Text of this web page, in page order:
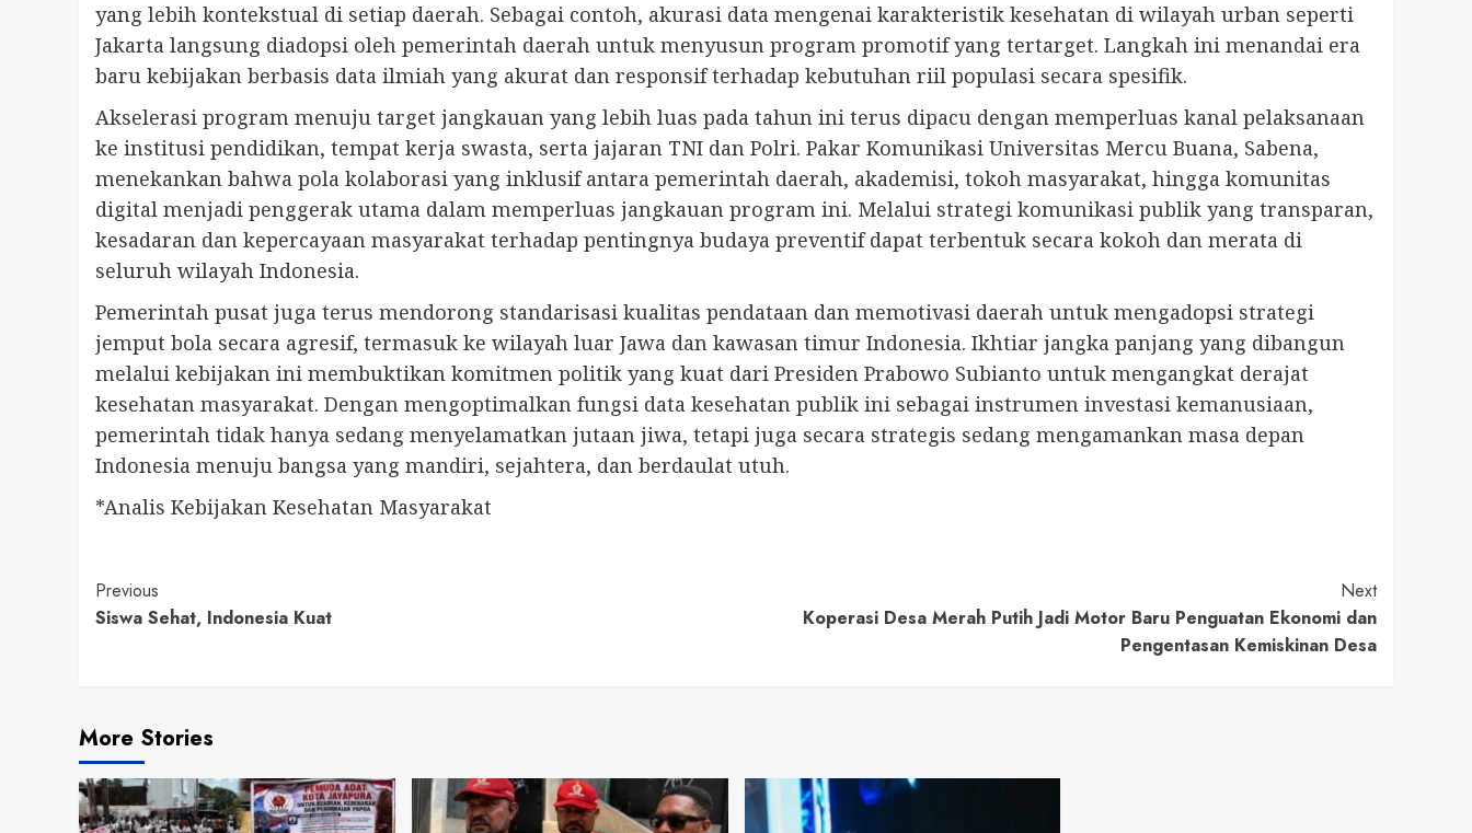
yang lebih kontekstual di setiap daerah. Sebagai contoh, akurasi data mengenai karakteristik kesehatan di wilayah urban seperti
Jakarta langsung diadopsi oleh pemerintah daerah untuk menyusun program promotif yang tertarget. Langkah ini menandai era
baru kebijakan berbasis data ilmiah yang akurat dan responsif terhadap kebutuhan riil populasi secara spesifik.
Akselerasi program menuju target jangkauan yang lebih luas pada tahun ini terus dipacu dengan memperluas kanal pelaksanaan
ke institusi pendidikan, tempat kerja swasta, serta jajaran TNI dan Polri. Pakar Komunikasi Universitas Mercu Buana, Sabena,
menekankan bahwa pola kolaborasi yang inklusif antara pemerintah daerah, akademisi, tokoh masyarakat, hingga komunitas
digital menjadi penggerak utama dalam memperluas jangkauan program ini. Melalui strategi komunikasi publik yang transparan,
kesadaran dan kepercayaan masyarakat terhadap pentingnya budaya preventif dapat terbentuk secara kokoh dan merata di
seluruh wilayah Indonesia.
Pemerintah pusat juga terus mendorong standarisasi kualitas pendataan dan memotivasi daerah untuk mengadopsi strategi
jemput bola secara agresif, termasuk ke wilayah luar Jawa dan kawasan timur Indonesia. Ikhtiar jangka panjang yang dibangun
melalui kebijakan ini membuktikan komitmen politik yang kuat dari Presiden Prabowo Subianto untuk mengangkat derajat
kesehatan masyarakat. Dengan mengoptimalkan fungsi data kesehatan publik ini sebagai instrumen investasi kemanusiaan,
pemerintah tidak hanya sedang menyelamatkan jutaan jiwa, tetapi juga secara strategis sedang mengamankan masa depan
Indonesia menuju bangsa yang mandiri, sejahtera, dan berdaulat utuh.
*Analis Kebijakan Kesehatan Masyarakat
Continue
Reading
Previous
Siswa Sehat, Indonesia Kuat
Next
Koperasi Desa Merah Putih Jadi Motor Baru Penguatan Ekonomi dan
Pengentasan Kemiskinan Desa
More Stories